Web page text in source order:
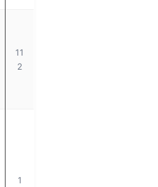
11
2
1